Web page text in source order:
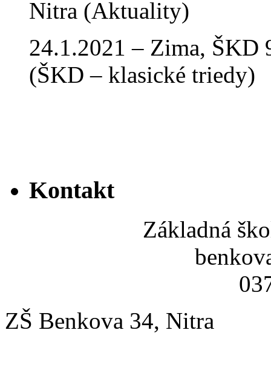
Nitra (Aktuality)
24.1.2021 – Zima, ŠKD
(ŠKD – klasické triedy)
Kontakt
Základná
ZŠ Benkova 34, Nitra